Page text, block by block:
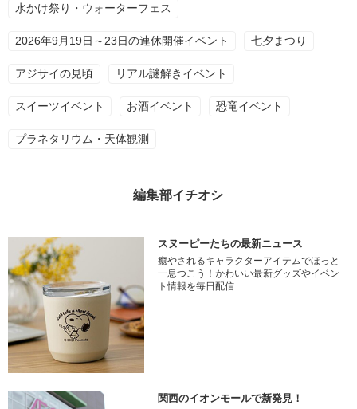
水かけ祭り・ウォーターフェス
2026年9月19日～23日の連休開催イベント 七夕まつり
アジサイの見頃 リアル謎解きイベント
スイーツイベント お酒イベント 恐竜イベント
プラネタリウム・天体観測
編集部イチオシ
スヌーピーたちの最新ニュース
癒やされるキャラクターアイテムでほっと
一息つこう！かわいい最新グッズやイベン
ト情報を毎日配信
関西のイオンモールで新発見！